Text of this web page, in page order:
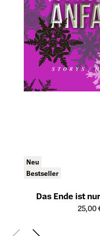
Neu
Bestseller
Das Ende ist
Öffnet die Detailseite des
25,00